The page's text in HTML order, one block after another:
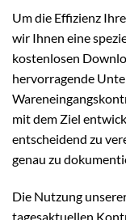
Um die Effizienz
wir Ihnen eine
kostenlosen
hervorragende
mit dem Ziel
entscheidend zu
genau zu
Die Nutzung
tagesaktuellen